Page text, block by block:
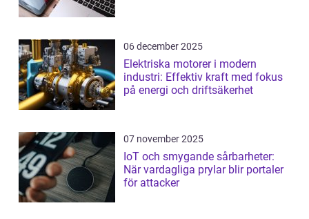
06 december 2025
Elektriska motorer i modern
industri: Effektiv kraft med fokus
på energi och driftsäkerhet
07 november 2025
IoT och smygande sårbarheter:
När vardagliga prylar blir portaler
för attacker